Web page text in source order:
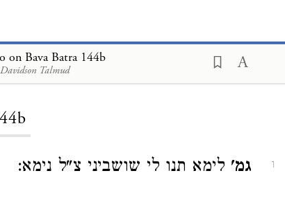
on Bava Batra 144b
Talmud
1 גמ' לימא תנו לי שושביני צ"ל נימא: